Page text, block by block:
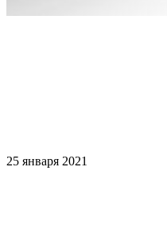
25 января 2021